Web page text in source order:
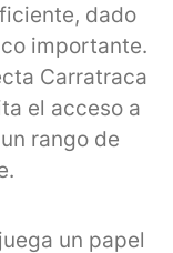
dado
importante.
Carratraca
el acceso a
rango de
un papel